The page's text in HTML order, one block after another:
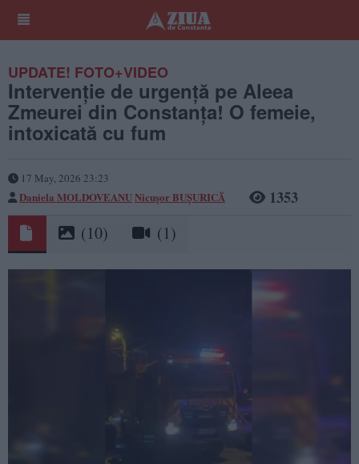
UPDATE! FOTO+VIDEO
Intervenție de urgență pe Aleea
Zmeurei din Constanța! O femeie,
intoxicată cu fum
17 May, 2026 23:23
Daniela MOLDOVEANUNicușor BUȘURICĂ 1353
(10) (1)